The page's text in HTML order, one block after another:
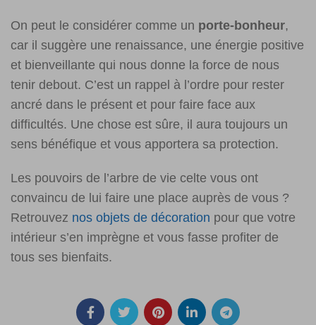
On peut le considérer comme un porte-bonheur,
car il suggère une renaissance, une énergie positive
et bienveillante qui nous donne la force de nous
tenir debout. C’est un rappel à l’ordre pour rester
ancré dans le présent et pour faire face aux
difficultés. Une chose est sûre, il aura toujours un
sens bénéfique et vous apportera sa protection.
Les pouvoirs de l’arbre de vie celte vous ont
convaincu de lui faire une place auprès de vous ?
Retrouvez nos objets de décoration pour que votre
intérieur s’en imprègne et vous fasse profiter de
tous ses bienfaits.